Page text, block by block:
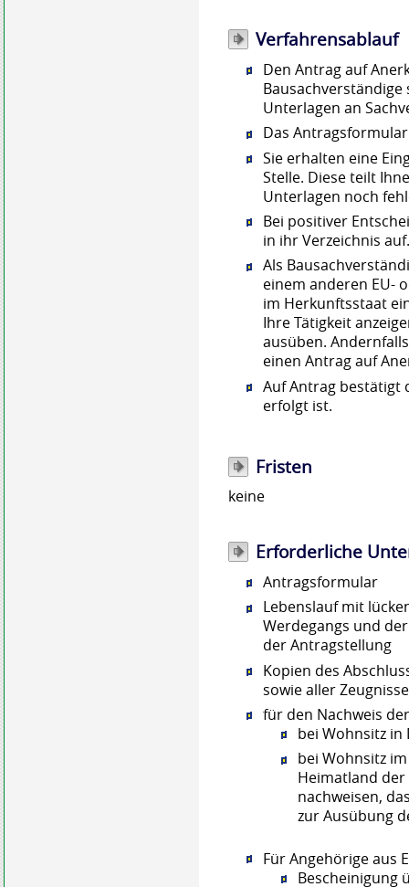
Verfahrensablauf
DenAntrag auf
Unterlagen an
Das
Sie erhalten eine
Stelle. Diese teilt
Unterlagen noch
Bei positiver
in ihr Verzeichnis
Als
einem anderen EU-
im Herkunftsstaat
Ihre Tätigkeit
ausüben.
einen Antrag auf
Auf Antrag bestätigt
erfolgt ist.
Fristen
keine
Erforderliche
Antragsformular
Lebenslauf mit
Werdegangs und
der Antragstellung
Kopien des
sowie aller
für den Nachweis
bei Wohnsitz in
bei Wohnsitz
Heimatland
nachweisen,
zur Ausübung
Für Angehörige aus
Bescheinigung